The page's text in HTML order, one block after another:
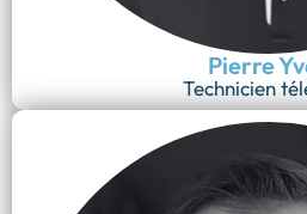
Pierre
Technicien